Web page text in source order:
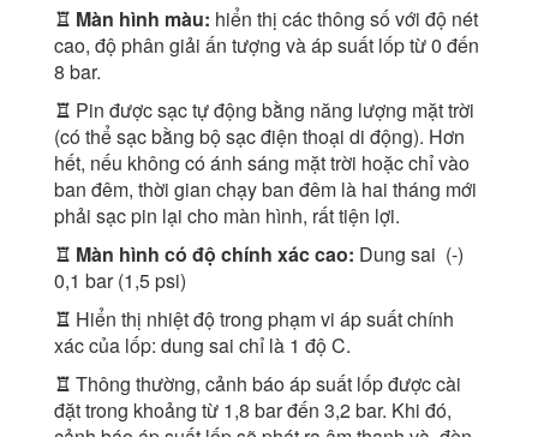
♖ Màn hình màu: hiển thị các thông số với độ nét
cao, độ phân giải ấn tượng và áp suất lốp từ 0 đến
8 bar.
♖ Pin được sạc tự động bằng năng lượng mặt trời
(có thể sạc bằng bộ sạc điện thoại di động). Hơn
hết, nếu không có ánh sáng mặt trời hoặc chỉ vào
ban đêm, thời gian chạy ban đêm là hai tháng mới
phải sạc pin lại cho màn hình, rất tiện lợi.
♖ Màn hình có độ chính xác cao: Dung sai (-)
0,1 bar (1,5 psi)
♖ Hiển thị nhiệt độ trong phạm vi áp suất chính
xác của lốp: dung sai chỉ là 1 độ C.
♖ Thông thường, cảnh báo áp suất lốp được cài
đặt trong khoảng từ 1,8 bar đến 3,2 bar. Khi đó,